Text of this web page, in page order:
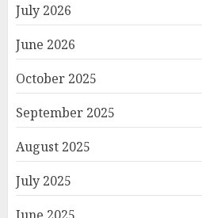
July 2026
June 2026
October 2025
September 2025
August 2025
July 2025